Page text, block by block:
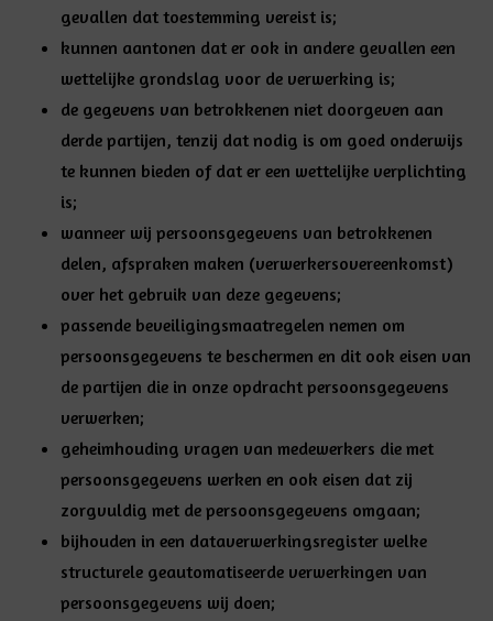
gevallen dat toestemming vereist is;
kunnen aantonen dat er ook in andere gevallen een
wettelijke grondslag voor de verwerking is;
de gegevens van betrokkenen niet doorgeven aan
derde partijen, tenzij dat nodig is om goed onderwijs
te kunnen bieden of dat er een wettelijke verplichting
is;
wanneer wij persoonsgegevens van betrokkenen
delen, afspraken maken (verwerkersovereenkomst)
over het gebruik van deze gegevens;
passende beveiligingsmaatregelen nemen om
persoonsgegevens te beschermen en dit ook eisen van
de partijen die in onze opdracht persoonsgegevens
verwerken;
geheimhouding vragen van medewerkers die met
persoonsgegevens werken en ook eisen dat zij
zorgvuldig met de persoonsgegevens omgaan;
bijhouden in een dataverwerkingsregister welke
structurele geautomatiseerde verwerkingen van
persoonsgegevens wij doen;